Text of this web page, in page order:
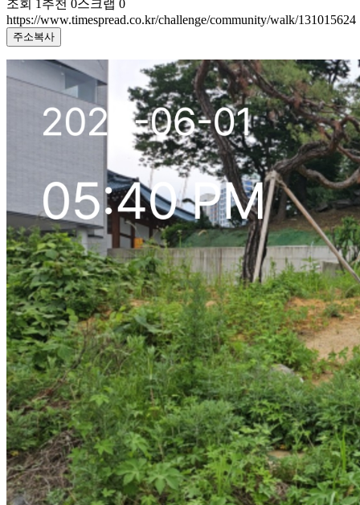
조회 1 추천 0스크랩 0
https://www.timespread.co.kr/challenge/community/walk/131015624
주소복사